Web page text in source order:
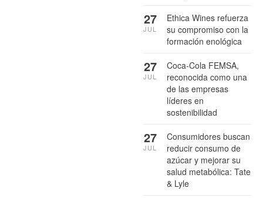
Ethica Wines refuerza
su compromiso con la
formación enológica
27
JUL
Coca-Cola FEMSA,
reconocida como una
de las empresas
líderes en
sostenibilidad
27
JUL
Consumidores buscan
reducir consumo de
azúcar y mejorar su
salud metabólica: Tate
& Lyle
27
JUL